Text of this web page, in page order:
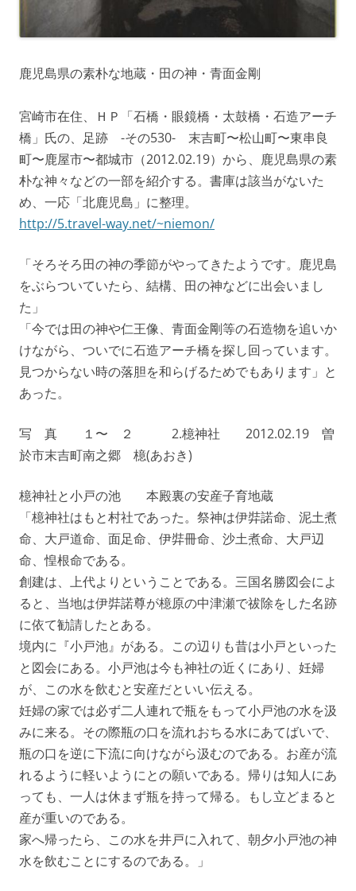
鹿児島県の素朴な地蔵・田の神・青面金剛
宮崎市在住、ＨＰ「石橋・眼鏡橋・太鼓橋・石造アーチ
橋」氏の、足跡 -その530- 末吉町〜松山町〜東串良
町〜鹿屋市〜都城市（2012.02.19）から、鹿児島県の素
朴な神々などの一部を紹介する。書庫は該当がないた
め、一応「北鹿児島」に整理。
http://5.travel-way.net/~niemon/
「そろそろ田の神の季節がやってきたようです。鹿児島
をぶらついていたら、結構、田の神などに出会いまし
た」
「今では田の神や仁王像、青面金剛等の石造物を追いか
けながら、ついでに石造アーチ橋を探し回っています。
見つからない時の落胆を和らげるためでもあります」と
あった。
写 真 １〜 ２ 2.檍神社 2012.02.19 曽
於市末吉町南之郷 檍(あおき)
檍神社と小戸の池 本殿裏の安産子育地蔵
「檍神社はもと村社であった。祭神は伊弉諾命、泥土煮
命、大戸道命、面足命、伊弉冊命、沙土煮命、大戸辺
命、惶根命である。
創建は、上代よりということである。三国名勝図会によ
ると、当地は伊弉諾尊が檍原の中津瀬で祓除をした名跡
に依て勧請したとある。
境内に『小戸池』がある。この辺りも昔は小戸といった
と図会にある。小戸池は今も神社の近くにあり、妊婦
が、この水を飲むと安産だといい伝える。
妊婦の家では必ず二人連れで瓶をもって小戸池の水を汲
みに来る。その際瓶の口を流れおちる水にあてばいで、
瓶の口を逆に下流に向けながら汲むのである。お産が流
れるように軽いようにとの願いである。帰りは知人にあ
っても、一人は休まず瓶を持って帰る。もし立どまると
産が重いのである。
家へ帰ったら、この水を井戸に入れて、朝夕小戸池の神
水を飲むことにするのである。」